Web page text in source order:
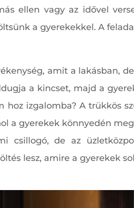
ellen vagy az idővel
a gyerekekkel. A
amit a lakásban,
a kincset, majd a
hoz izgalomba? A trükkös
a gyerekek könnyedén
csillogó, de az
lesz, amire a gyerekek